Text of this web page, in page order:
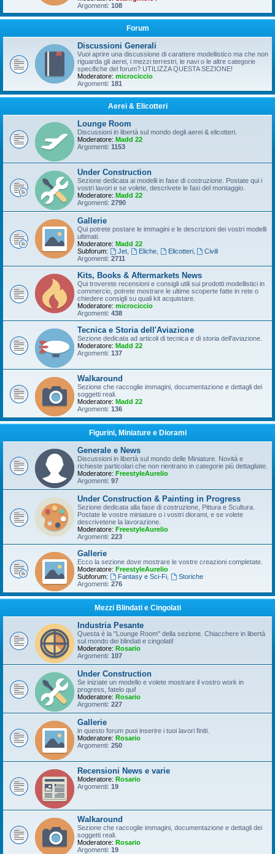
Argomenti: 108
Forum
Discussioni Generali
Vuoi aprire una discussione di carattere modellistico ma che non
riguarda gli aerei, i mezzi terrestri, le navi o le altre categorie
specifiche del forum? UTILIZZA QUESTA SEZIONE!
Moderatore: microciccio
Argomenti: 181
Aerei & Elicotteri
Lounge Room
Discussioni in libertà sul mondo degli aerei & elicotteri.
Moderatore: Madd 22
Argomenti: 1153
Under Construction
Sezione dedicata ai modelli in fase di costruzione. Postate qui i
vostri lavori e se volete, descrivete le fasi del montaggio.
Moderatore: Madd 22
Argomenti: 2790
Gallerie
Qui potrete postare le immagini e le descrizioni dei vostri modelli
ultimati.
Moderatore: Madd 22
Subforum:
Jet, Eliche, Elicotteri,
Civili
Argomenti: 2711
Kits, Books & Aftermarkets News
Qui troverete recensioni e consigli utili sui prodotti modellistici in
commercio, potrete mostrare le ultime scoperte fatte in rete o
chiedere consigli su quali kit acquistare.
Moderatore: microciccio
Argomenti: 438
Tecnica e Storia dell'Aviazione
Sezione dedicata ad articoli di tecnica e di storia dell'aviazione.
Moderatore: Madd 22
Argomenti: 137
Walkaround
Sezione che raccoglie immagini, documentazione e dettagli dei
soggetti reali.
Moderatore: Madd 22
Argomenti: 136
Figurini, Miniature e Diorami
Generale e News
Discussioni in libertà sul mondo delle Miniature. Novità e
richieste particolari che non rientrano in categorie più dettagliate.
Moderatore: FreestyleAurelio
Argomenti: 97
Under Construction & Painting in Progress
Sezione dedicata alla fase di costruzione, Pittura e Scultura.
Postate le vostre miniature o i vostri diorami, e se volete
descrivetene la lavorazione.
Moderatore: FreestyleAurelio
Argomenti: 223
Gallerie
Ecco la sezione dove mostrare le vostre creazioni completate.
Moderatore: FreestyleAurelio
Subforum:
Fantasy e Sci-Fi,
Storiche
Argomenti: 276
Mezzi Blindati e Cingolati
Industria Pesante
Questa è la "Lounge Room" della sezione. Chiacchere in libertà
sul mondo dei blindati e cingolati!
Moderatore: Rosario
Argomenti: 107
Under Construction
Se iniziate un modello e volete mostrare il vostro work in
progress, fatelo qui!
Moderatore: Rosario
Argomenti: 227
Gallerie
in questo forum puoi inserire i tuoi lavori finiti.
Moderatore: Rosario
Argomenti: 250
Recensioni News e varie
Moderatore: Rosario
Argomenti: 19
Walkaround
Sezione che raccoglie immagini, documentazione e dettagli dei
soggetti reali.
Moderatore: Rosario
Argomenti: 19